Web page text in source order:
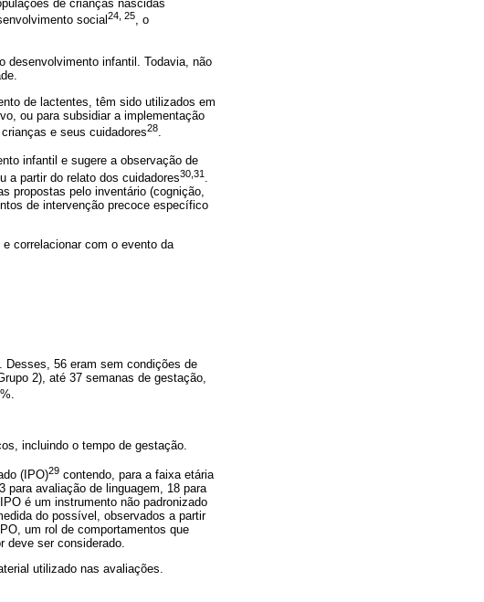
de crianças nascidas
social 24, 25
, o
desenvolvimento infantil. Todavia, não
de lactentes, têm sido utilizados em
ou para subsidiar a implementação
e seus cuidadores28
infantil e sugere a observação de
a partir do relato dos cuidadores30,31
propostas pelo inventário (cognição,
de intervenção precoce específico
correlacionar com o evento da
Desses, 56 eram sem condições de
2), até 37 semanas de gestação,
incluindo o tempo de gestação.
(IPO)29 contendo, para a faixa etária
para avaliação de linguagem, 18 para
é um instrumento não padronizado
do possível, observados a partir
um rol de comportamentos que
deve ser considerado.
utilizado nas avaliações.